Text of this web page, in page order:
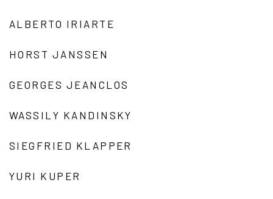
ALBERTO IRIARTE
HORST JANSSEN
GEORGES JEANCLOS
WASSILY KANDINSKY
SIEGFRIED KLAPPER
YURI KUPER